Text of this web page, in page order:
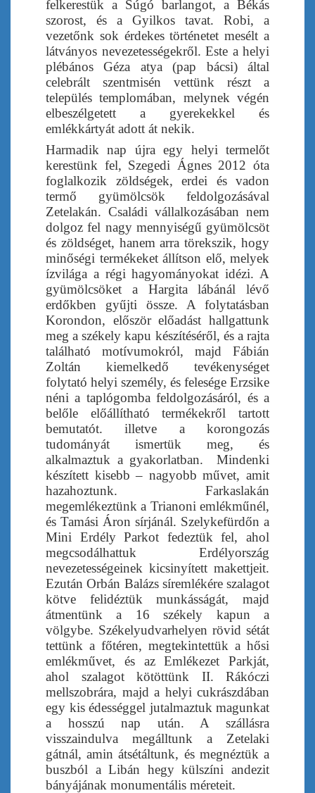
felkerestük a Súgó barlangot, a Békás
szorost, és a Gyilkos tavat. Robi, a
vezetőnk sok érdekes történetet mesélt a
látványos nevezetességekről. Este a helyi
plébános Géza atya (pap bácsi) által
celebrált szentmisén vettünk részt a
település templomában, melynek végén
elbeszélgetett a gyerekekkel és
emlékkártyát adott át nekik.
Harmadik nap újra egy helyi termelőt
kerestünk fel, Szegedi Ágnes 2012 óta
foglalkozik zöldségek, erdei és vadon
termő gyümölcsök feldolgozásával
Zetelakán. Családi vállalkozásában nem
dolgoz fel nagy mennyiségű gyümölcsöt
és zöldséget, hanem arra törekszik, hogy
minőségi termékeket állítson elő, melyek
ízvilága a régi hagyományokat idézi. A
gyümölcsöket a Hargita lábánál lévő
erdőkben gyűjti össze. A folytatásban
Korondon, először előadást hallgattunk
meg a székely kapu készítéséről, és a rajta
található motívumokról, majd Fábián
Zoltán kiemelkedő tevékenységet
folytató helyi személy, és felesége Erzsike
néni a taplógomba feldolgozásáról, és a
belőle előállítható termékekről tartott
bemutatót. illetve a korongozás
tudományát ismertük meg, és
alkalmaztuk a gyakorlatban.
Mindenki
készített kisebb – nagyobb művet, amit
hazahoztunk. Farkaslakán
megemlékeztünk a Trianoni emlékműnél,
és Tamási Áron sírjánál. Szelykefürdőn a
Mini Erdély Parkot fedeztük fel, ahol
megcsodálhattuk Erdélyország
nevezetességeinek kicsinyített makettjeit.
Ezután Orbán Balázs síremlékére szalagot
kötve felidéztük munkásságát, majd
átmentünk a 16 székely kapun a
völgybe. Székelyudvarhelyen rövid sétát
tettünk a főtéren, megtekintettük a hősi
emlékművet, és az Emlékezet Parkját,
ahol szalagot kötöttünk II. Rákóczi
mellszobrára, majd a helyi cukrászdában
egy kis édességgel jutalmaztuk magunkat
a hosszú nap után. A szállásra
visszaindulva megálltunk a Zetelaki
gátnál, amin átsétáltunk, és megnéztük a
buszból a Libán hegy külszíni andezit
bányájának monumentális méreteit.